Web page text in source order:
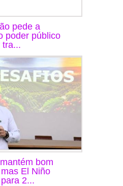
pede a
poder público
tra...
bom
El Niño
2...